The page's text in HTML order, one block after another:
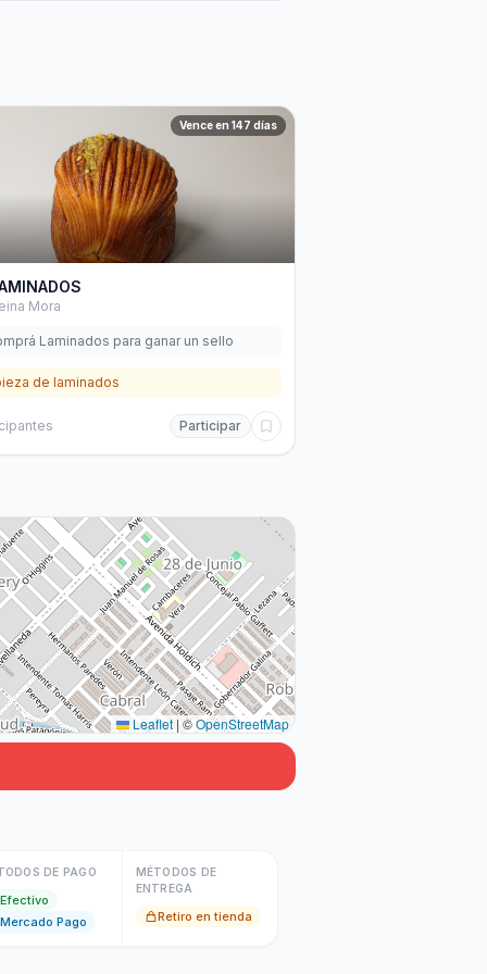
Vence en 147 días
Mora
Laminados para ganar un sello
de laminados
Participar
Leaflet | ©OpenStreetMap
DE PAGO
Efectivo
Mercado Pago
MÉTODOS DE
ENTREGA
Retiro en tienda